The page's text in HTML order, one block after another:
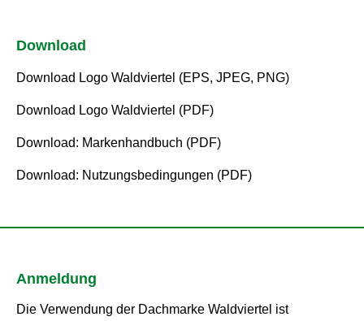
Download
Download Logo Waldviertel (EPS, JPEG, PNG)
Download Logo Waldviertel (PDF)
Download: Markenhandbuch (PDF)
Download: Nutzungsbedingungen (PDF)
Anmeldung
Die Verwendung der Dachmarke Waldviertel ist